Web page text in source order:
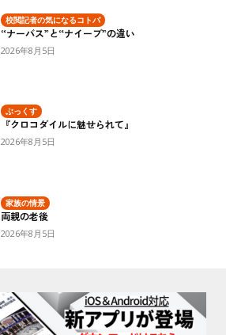
校閲記者の気になるコトバ
“ナーバス”と“ナイーブ”の違い
2026年8月5日
ぶっくす
『クロコダイルに魅せられて』
2026年8月5日
家族の情景
両親の老後
2026年8月5日